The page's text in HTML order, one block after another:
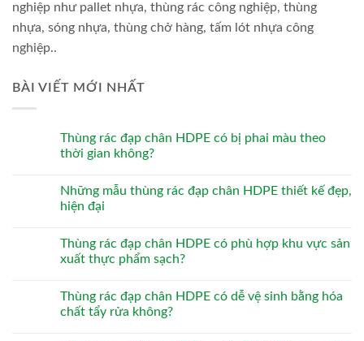
nghiệp như pallet nhựa, thùng rác công nghiệp, thùng
nhựa, sóng nhựa, thùng chở hàng, tấm lót nhựa công
nghiệp..
BÀI VIẾT MỚI NHẤT
Thùng rác đạp chân HDPE có bị phai màu theo
thời gian không?
Những mẫu thùng rác đạp chân HDPE thiết kế đẹp,
hiện đại
Thùng rác đạp chân HDPE có phù hợp khu vực sản
xuất thực phẩm sạch?
Thùng rác đạp chân HDPE có dễ vệ sinh bằng hóa
chất tẩy rửa không?